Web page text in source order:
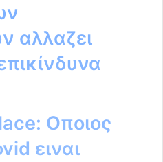
αλλαζει
Οποιος
ειναι